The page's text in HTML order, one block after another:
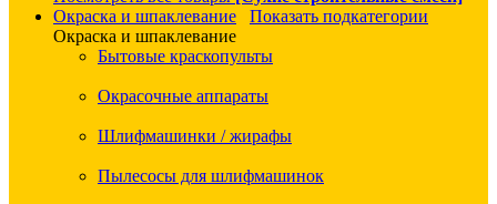
Окраска и шпаклевание
Показать подкатегории
Окраска и шпаклевание
Бытовые краскопульты
Окрасочные аппараты
Шлифмашинки / жирафы
Пылесосы для шлифмашинок